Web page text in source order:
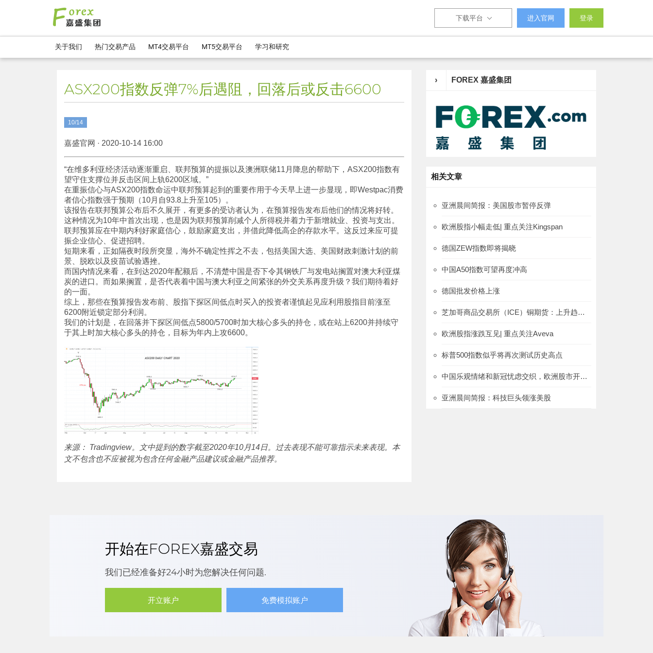
下载平台 进入官网 登录
关于我们 热门交易产品 MT4交易平台 MT5交易平台 学习和研究
ASX200指数反弹7%后遇阻，回落后或反击6600
10/14
嘉盛官网 · 2020-10-14 16:00
“在维多利亚经济活动逐渐重启、联邦预算的提振以及澳洲联储11月降息的帮助下，ASX200指数有
望守住支撑位并反击区间上轨6200区域。”
在重振信心与ASX200指数命运中联邦预算起到的重要作用于今天早上进一步显现，即Westpac消费
者信心指数强于预期（10月自93.8上升至105）。
该报告在联邦预算公布后不久展开，有更多的受访者认为，在预算报告发布后他们的情况将好转。
这种情况为10年中首次出现，也是因为联邦预算削减个人所得税并着力于新增就业、投资与支出。
联邦预算应在中期内利好家庭信心，鼓励家庭支出，并借此降低高企的存款水平。这反过来应可提
振企业信心、促进招聘。
短期来看，正如隔夜时段所突显，海外不确定性挥之不去，包括美国大选、美国财政刺激计划的前
景、脱欧以及疫苗试验遇挫。
而国内情况来看，在到达2020年配额后，不清楚中国是否下令其钢铁厂与发电站搁置对澳大利亚煤
炭的进口。而如果搁置，是否代表着中国与澳大利亚之间紧张的外交关系再度升级？我们期待着好
的一面。
综上，那些在预算报告发布前、股指下探区间低点时买入的投资者谨慎起见应利用股指目前涨至
6200附近锁定部分利润。
我们的计划是，在回落并下探区间低点5800/5700时加大核心多头的持仓，或在站上6200并持续守
于其上时加大核心多头的持仓，目标为年内上攻6600。
来源： Tradingview。文中提到的数字截至2020年10月14日。过去表现不能可靠指示未来表现。本
文不包含也不应被视为包含任何金融产品建议或金融产品推荐。
› FOREX 嘉盛集团
相关文章
亚洲晨间简报：美国股市暂停反弹
欧洲股指小幅走低| 重点关注Kingspan
德国ZEW指数即将揭晓
中国A50指数可望再度冲高
德国批发价格上涨
芝加哥商品交易所（ICE）铜期货：上升趋势线完好
欧洲股指涨跌互见| 重点关注Aveva
标普500指数似乎将再次测试历史高点
中国乐观情绪和新冠忧虑交织，欧洲股市开盘涨跌互见
亚洲晨间简报：科技巨头领涨美股
开始在FOREX嘉盛交易
我们已经准备好24小时为您解决任何问题.
开立账户 免费模拟账户